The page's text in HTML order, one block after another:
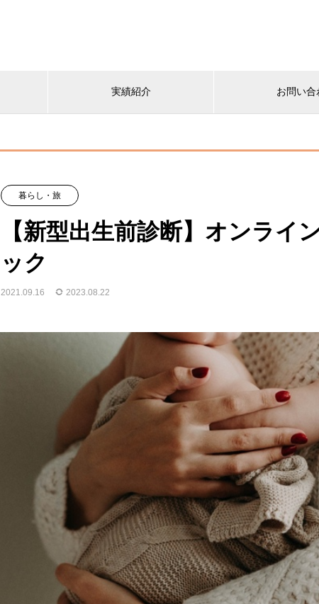
実績紹介 お問い合
暮らし・旅
【新型出生前診断】オンライ
ック
2021.09.16 2023.08.22